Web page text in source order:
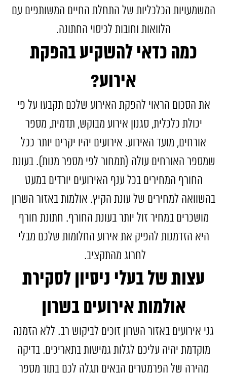
המשמעויות הכלכליות של התחלת החיים המשותפים עם
הלוואות וחובות לכיסוי החתונה.
כמה כדאי להשקיע בהפקת
אירוע?
את הסכום הראוי להפקת האירוע שלכם תקבעו על פי
יכולת כלכלית, סגנון אירוע מבוקש, תדמית, מספר
אורחים, מועד האירוע. אירועים יהיו יקרים יותר ככל
שמספר האורחים עולה (תמחור לפי מספר מנות). בעונת
החורף המחירים בכל ענף האירועים יורדים במעט
בהשוואה למחירים של עונת הקיץ. אולמות באזור השרון
מושכרים במחיר זול יותר בעונת החורף. חתונת חורף
היא הזדמנות להפיק את אירוע החלומות שלכם מבלי
לחרוג מהתקציב.
עצות של בעלי ניסיון לסקירת
אולמות אירועים בשרון
גני אירועים באזור השרון זוכים לביקוש רב. ללא הזמנה
מוקדמת יהיה עליכם לגלות גמישות בתאריכים. בדיקה
מהירה של הפרמטרים הבאים תגלה לכם בתוך מספר